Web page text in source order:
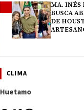
MA. INÉS
BUSCA
DE
CLIMA
Huetamo